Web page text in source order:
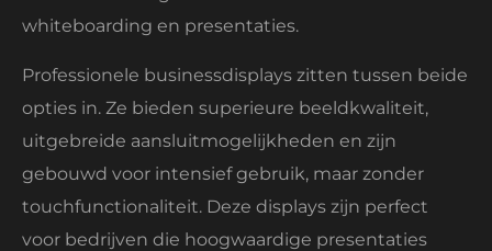
whiteboarding en presentaties.
Professionele businessdisplays zitten tussen beide
opties in. Ze bieden superieure beeldkwaliteit,
uitgebreide aansluitmogelijkheden en zijn
gebouwd voor intensief gebruik, maar zonder
touchfunctionaliteit. Deze displays zijn perfect
voor bedrijven die hoogwaardige presentaties